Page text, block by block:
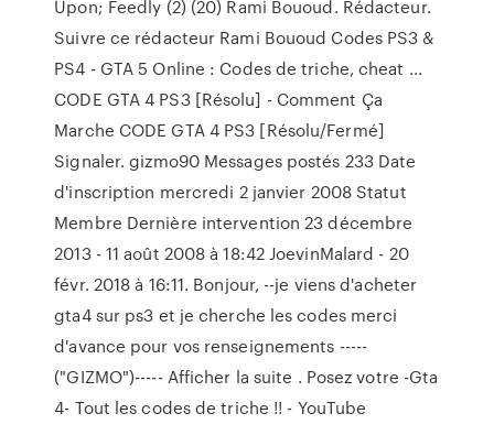
Upon; Feedly (2) (20) Rami Bououd. Rédacteur.
Suivre ce rédacteur Rami Bououd Codes PS3 &
PS4 - GTA 5 Online : Codes de triche, cheat ...
CODE GTA 4 PS3 [Résolu] - Comment Ça
Marche CODE GTA 4 PS3 [Résolu/Fermé]
Signaler. gizmo90 Messages postés 233 Date
d'inscription mercredi 2 janvier 2008 Statut
Membre Dernière intervention 23 décembre
2013 - 11 août 2008 à 18:42 JoevinMalard - 20
févr. 2018 à 16:11. Bonjour, --je viens d'acheter
gta4 sur ps3 et je cherche les codes merci
d'avance pour vos renseignements -----
("GIZMO")----- Afficher la suite . Posez votre -Gta
4- Tout les codes de triche !! - YouTube